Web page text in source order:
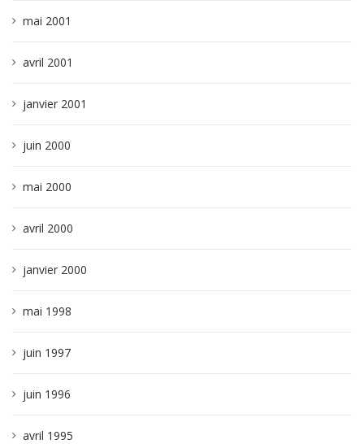
mai 2001
avril 2001
janvier 2001
juin 2000
mai 2000
avril 2000
janvier 2000
mai 1998
juin 1997
juin 1996
avril 1995